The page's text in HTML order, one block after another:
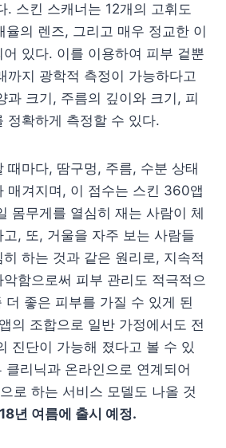
. 스킨 스캐너는 12개의 고휘도
의 렌즈, 그리고 매우 정교한 이
있다. 이를 이용하여 피부 겉뿐
까지 광학적 측정이 가능하다고
과 크기, 주름의 깊이와 크기, 피
정확하게 측정할 수 있다.
때마다, 땀구멍, 주름, 수분 상태
매겨지며, 이 점수는 스킨 360앱
몸무게를 열심히 재는 사람이 체
, 또, 거울을 자주 보는 사람들
하는 것과 같은 원리로, 지속적
함으로써 피부 관리도 적극적으
더 좋은 피부를 가질 수 있게 된
의 조합으로 일반 가정에서도 전
진단이 가능해 졌다고 볼 수 있
리닉과 온라인으로 연계되어
로 하는 서비스 모델도 나올 것
년 여름에 출시 예정.